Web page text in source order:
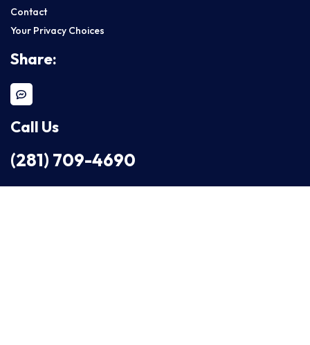
Contact
Your Privacy Choices
Share:
Call Us
(281) 709-4690